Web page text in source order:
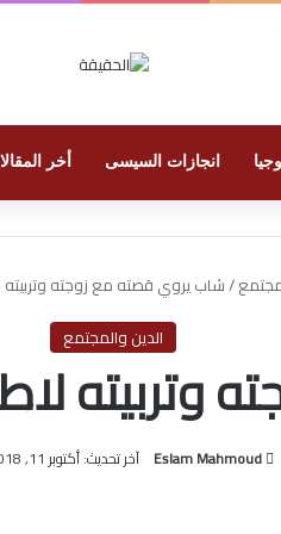
انجازات السيسى أخر
/شاب يروي قصته مع زوجته
الدين والمجتمع
وتربيته
Eslam Mahmoud آخر تحديث: أكتوبر 11, 2018